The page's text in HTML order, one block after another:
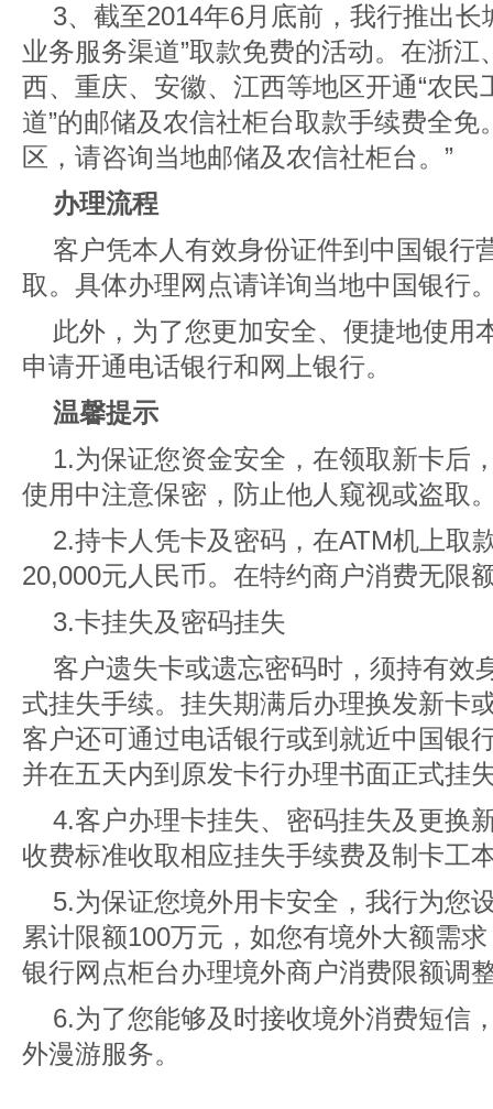
3、截至2014年6月底前，我行推出长
业务服务渠道”取款免费的活动。在浙
西、重庆、安徽、江西等地区开通“农民
道”的邮储及农信社柜台取款手续费全
区，请咨询当地邮储及农信社柜台。”
办理流程
客户凭本人有效身份证件到中国银行
取。具体办理网点请详询当地中国银行
此外，为了您更加安全、便捷地使用
申请开通电话银行和网上银行。
温馨提示
1.为保证您资金安全，在领取新卡后
使用中注意保密，防止他人窥视或盗取
2.持卡人凭卡及密码，在ATM机上取
20,000元人民币。在特约商户消费无限
3.卡挂失及密码挂失
客户遗失卡或遗忘密码时，须持有效
式挂失手续。挂失期满后办理换发新卡
客户还可通过电话银行或到就近中国银
并在五天内到原发卡行办理书面正式挂
4.客户办理卡挂失、密码挂失及更换
收费标准收取相应挂失手续费及制卡工
5.为保证您境外用卡安全，我行为您
累计限额100万元，如您有境外大额需
银行网点柜台办理境外商户消费限额调
6.为了您能够及时接收境外消费短信
外漫游服务。